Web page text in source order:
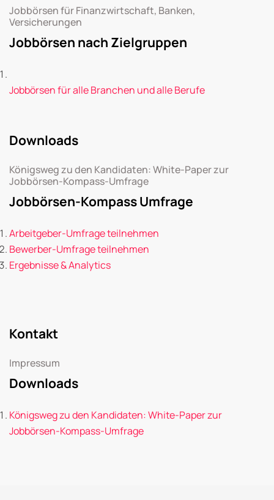
Jobbörsen für Finanzwirtschaft, Banken,
Versicherungen
Jobbörsen nach Zielgruppen
Jobbörsen für alle Branchen und alle Berufe
Downloads
Königsweg zu den Kandidaten: White-Paper zur
Jobbörsen-Kompass-Umfrage
Jobbörsen-Kompass Umfrage
Arbeitgeber-Umfrage teilnehmen
Bewerber-Umfrage teilnehmen
Ergebnisse & Analytics
Kontakt
Impressum
Downloads
Königsweg zu den Kandidaten: White-Paper zur
Jobbörsen-Kompass-Umfrage